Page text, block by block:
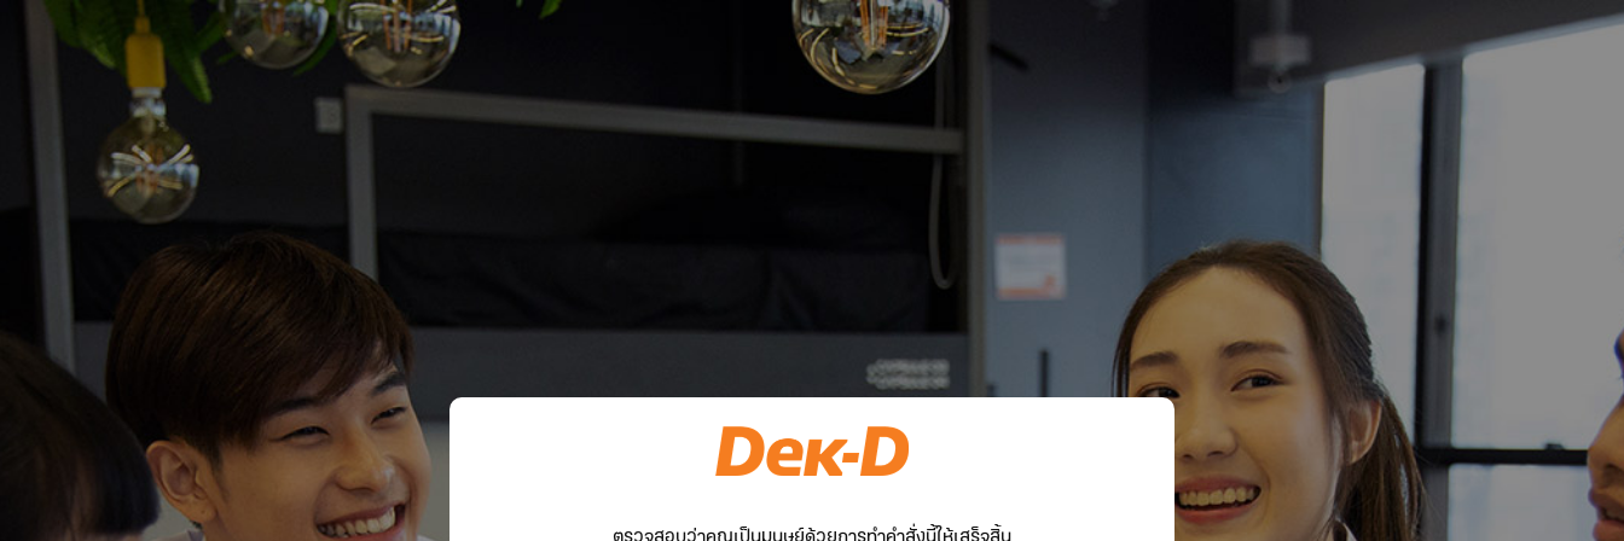
ตรวจสอบว่าคุณเป็นมนุษย์ด้วยการทำคำสั่งนี้ให้เสร็จสิ้น